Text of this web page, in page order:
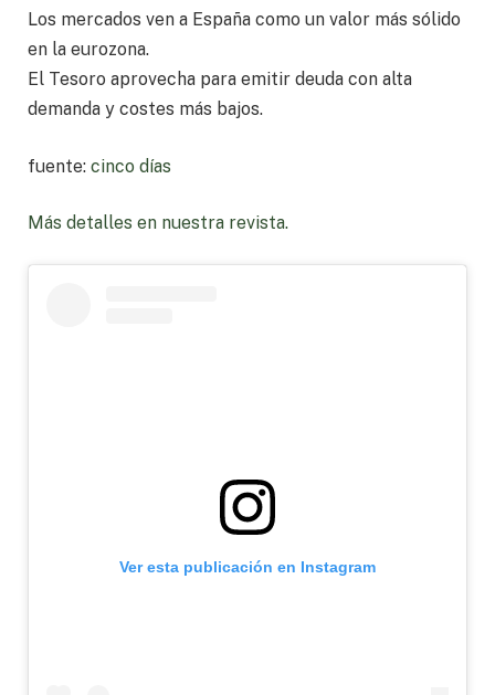
Los mercados ven a España como un valor más sólido
en la eurozona.
El Tesoro aprovecha para emitir deuda con alta
demanda y costes más bajos.
fuente: cinco días
Más detalles en nuestra revista.
Ver esta publicación en Instagram